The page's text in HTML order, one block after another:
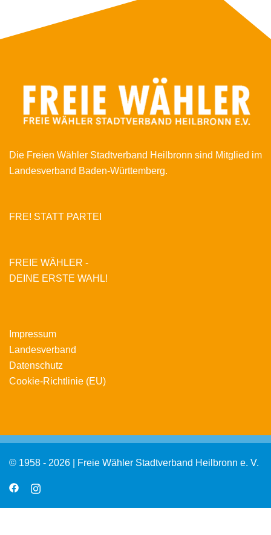
Die Freien Wähler Stadtverband Heilbronn sind Mitglied im
Landesverband Baden-Württemberg.
FRE! STATT PARTEI
FREIE WÄHLER -
DEINE ERSTE WAHL!
Impressum
Landesverband
Datenschutz
Cookie-Richtlinie (EU)
© 1958 - 2026 | Freie Wähler Stadtverband Heilbronn e. V.